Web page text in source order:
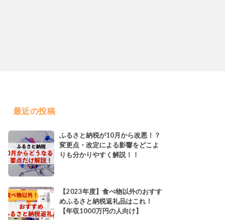
最近の投稿
ふるさと納税が10月から改悪！？
変更点・改定による影響をどこよ
りも分かりやすく解説！！
【2023年度】食べ物以外のおすす
めふるさと納税返礼品はこれ！
【年収1000万円の人向け】